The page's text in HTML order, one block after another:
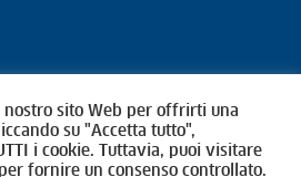
nostro sito Web per offrirti una
su "Accetta tutto",
i cookie. Tuttavia, puoi visitare
fornire un consenso controllato.